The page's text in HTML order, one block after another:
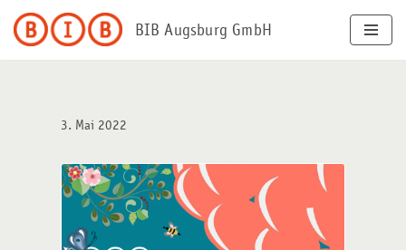
Zum
BIB Augsburg GmbH
3. Mai 2022